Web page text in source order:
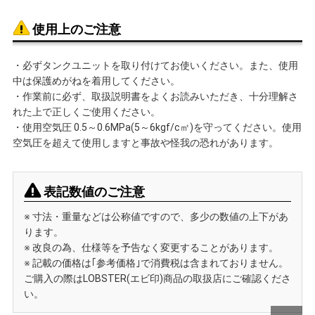
使用上のご注意
・必ずタンクユニットを取り付けてお使いください。また、使用
中は保護めがねを着用してください。
・作業前に必ず、取扱説明書をよくお読みいただき、十分理解さ
れた上で正しくご使用ください。
・使用空気圧 0.5～0.6MPa(5～6kgf/c㎡)を守ってください。使用
空気圧を超えて使用しますと事故や怪我の恐れがあります。
表記数値のご注意
※ 寸法・重量などは公称値ですので、多少の数値の上下があ
ります。
※ 改良の為、仕様等を予告なく変更することがあります。
※ 記載の価格は｢参考価格｣で消費税は含まれておりません。
ご購入の際はLOBSTER(エビ印)商品の取扱店にご確認くださ
い。